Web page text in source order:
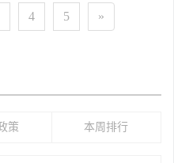
4 5 »
策 本周排行